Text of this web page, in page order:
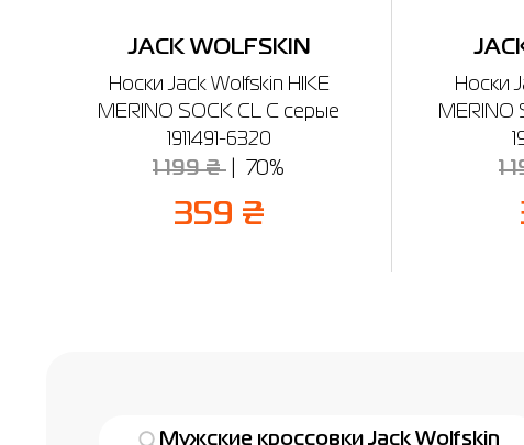
JACK WOLFSKIN
Носки Jack Wolfskin HIKE
MERINO SOCK CL C серые
1911491-6320
1 199 ₴ 70%
359 ₴
Носки
MERINO
1
Мужские кроссовки Jack Wolfskin